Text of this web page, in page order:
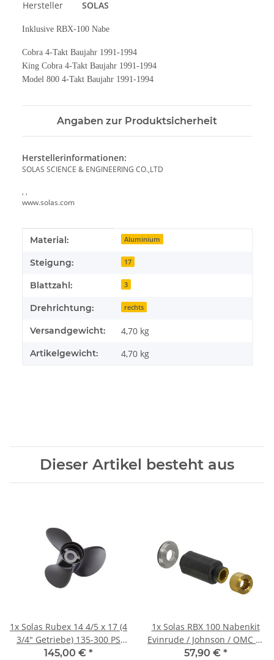
Hersteller SOLAS
Inklusive RBX-100 Nabe
Cobra 4-Takt Baujahr 1991-1994
King Cobra 4-Takt Baujahr 1991-1994
Model 800 4-Takt Baujahr 1991-1994
Angaben zur Produktsicherheit
Herstellerinformationen:
SOLAS SCIENCE & ENGINEERING CO.,LTD
, ,
www.solas.com
Produkteigenschaft
Wert
Material: Aluminium
Steigung: 17
Blattzahl: 3
Drehrichtung: rechts
Versandgewicht: 4,70 kg
Artikelgewicht: 4,70 kg
Dieser Artikel besteht aus
1x Solas Rubex 14 4/5 x 17 (4
3/4" Getriebe) 135-300 PS
Rechtsdrehend Aluminium
145,00 € *
1x Solas RBX 100 Nabenkit
Evinrude / Johnson / OMC BJ
91-94 für 90-300 PS
57,90 € *